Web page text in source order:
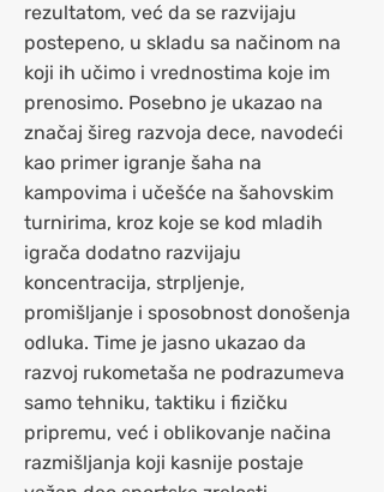
rezultatom, već da se razvijaju
postepeno, u skladu sa načinom na
koji ih učimo i vrednostima koje im
prenosimo. Posebno je ukazao na
značaj šireg razvoja dece, navodeći
kao primer igranje šaha na
kampovima i učešće na šahovskim
turnirima, kroz koje se kod mladih
igrača dodatno razvijaju
koncentracija, strpljenje,
promišljanje i sposobnost donošenja
odluka. Time je jasno ukazao da
razvoj rukometaša ne podrazumeva
samo tehniku, taktiku i fizičku
pripremu, već i oblikovanje načina
razmišljanja koji kasnije postaje